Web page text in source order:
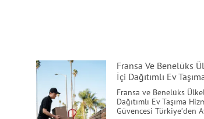
Fransa Ve Benelüks
İçi Dağıtımlı Ev
Fransa ve Benelüks
Dağıtımlı Ev Taşıma
Güvencesi Türkiye’den